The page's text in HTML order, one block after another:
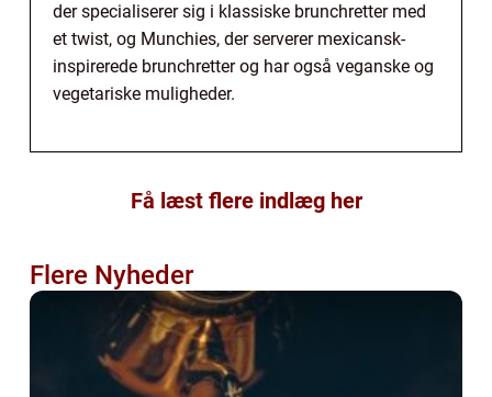
der specialiserer sig i klassiske brunchretter med
et twist, og Munchies, der serverer mexicansk-
inspirerede brunchretter og har også veganske og
vegetariske muligheder.
Få læst flere indlæg her
Flere Nyheder